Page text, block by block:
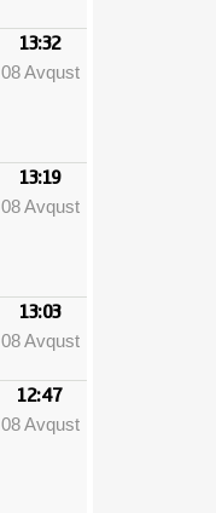
13:32
08 Avqust
13:19
08 Avqust
13:03
08 Avqust
12:47
08 Avqust